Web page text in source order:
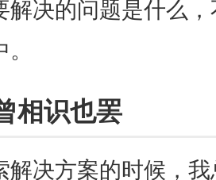
解决的问题是什么
相识也罢
解决方案的时候，